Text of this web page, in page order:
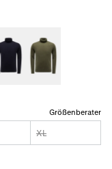
Größenberater
XL